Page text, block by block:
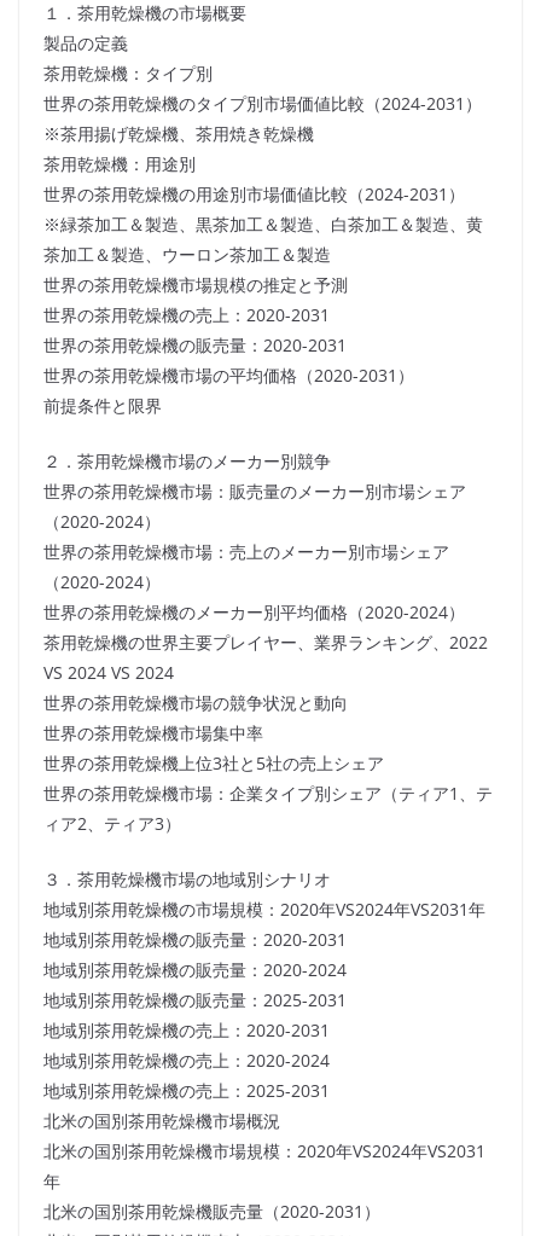
１．茶用乾燥機の市場概要
製品の定義
茶用乾燥機：タイプ別
世界の茶用乾燥機のタイプ別市場価値比較（2024-2031）
※茶用揚げ乾燥機、茶用焼き乾燥機
茶用乾燥機：用途別
世界の茶用乾燥機の用途別市場価値比較（2024-2031）
※緑茶加工＆製造、黒茶加工＆製造、白茶加工＆製造、黄
茶加工＆製造、ウーロン茶加工＆製造
世界の茶用乾燥機市場規模の推定と予測
世界の茶用乾燥機の売上：2020-2031
世界の茶用乾燥機の販売量：2020-2031
世界の茶用乾燥機市場の平均価格（2020-2031）
前提条件と限界
２．茶用乾燥機市場のメーカー別競争
世界の茶用乾燥機市場：販売量のメーカー別市場シェア
（2020-2024）
世界の茶用乾燥機市場：売上のメーカー別市場シェア
（2020-2024）
世界の茶用乾燥機のメーカー別平均価格（2020-2024）
茶用乾燥機の世界主要プレイヤー、業界ランキング、2022
VS 2024 VS 2024
世界の茶用乾燥機市場の競争状況と動向
世界の茶用乾燥機市場集中率
世界の茶用乾燥機上位3社と5社の売上シェア
世界の茶用乾燥機市場：企業タイプ別シェア（ティア1、テ
ィア2、ティア3）
３．茶用乾燥機市場の地域別シナリオ
地域別茶用乾燥機の市場規模：2020年VS2024年VS2031年
地域別茶用乾燥機の販売量：2020-2031
地域別茶用乾燥機の販売量：2020-2024
地域別茶用乾燥機の販売量：2025-2031
地域別茶用乾燥機の売上：2020-2031
地域別茶用乾燥機の売上：2020-2024
地域別茶用乾燥機の売上：2025-2031
北米の国別茶用乾燥機市場概況
北米の国別茶用乾燥機市場規模：2020年VS2024年VS2031
年
北米の国別茶用乾燥機販売量（2020-2031）